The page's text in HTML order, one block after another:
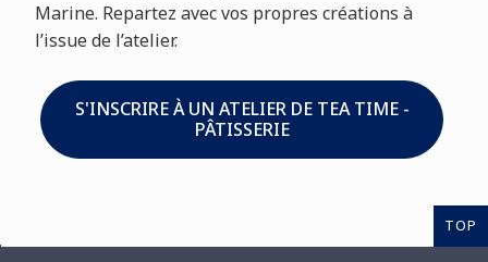
Marine. Repartez avec vos propres créations à
l’issue de l’atelier.
S'INSCRIRE À UN ATELIER DE TEA TIME -
PÂTISSERIE
TOP